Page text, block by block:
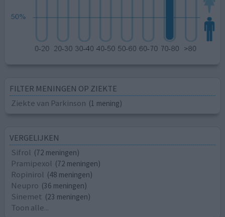
FILTER MENINGEN OP ZIEKTE
Ziekte van Parkinson (1 mening)
VERGELIJKEN
Sifrol (72 meningen)
Pramipexol (72 meningen)
Ropinirol (48 meningen)
Neupro (36 meningen)
Sinemet (23 meningen)
Toon alle...